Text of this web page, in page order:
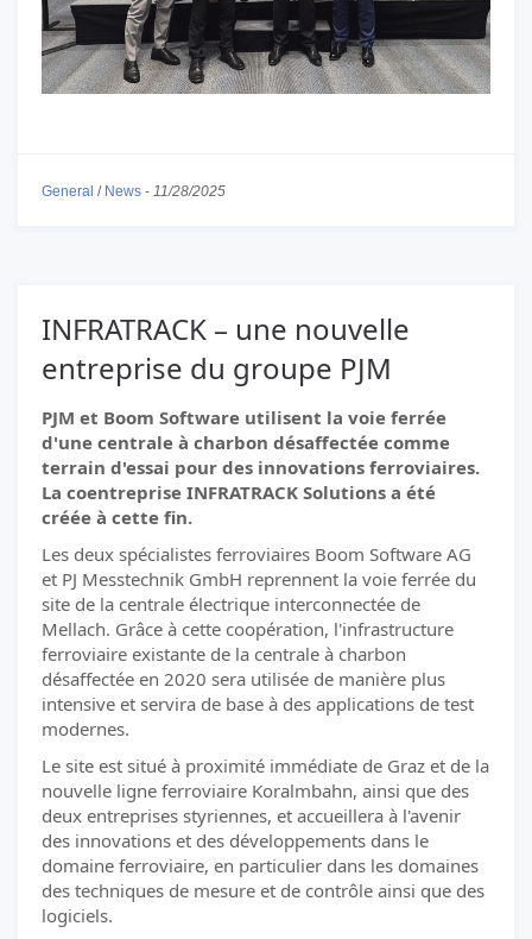
General / News - 11/28/2025
INFRATRACK – une nouvelle
entreprise du groupe PJM
PJM et Boom Software utilisent la voie ferrée
d'une centrale à charbon désaffectée comme
terrain d'essai pour des innovations ferroviaires.
La coentreprise INFRATRACK Solutions a été
créée à cette fin.
Les deux spécialistes ferroviaires Boom Software AG
et PJ Messtechnik GmbH reprennent la voie ferrée du
site de la centrale électrique interconnectée de
Mellach. Grâce à cette coopération, l'infrastructure
ferroviaire existante de la centrale à charbon
désaffectée en 2020 sera utilisée de manière plus
intensive et servira de base à des applications de test
modernes.
Le site est situé à proximité immédiate de Graz et de la
nouvelle ligne ferroviaire Koralmbahn, ainsi que des
deux entreprises styriennes, et accueillera à l'avenir
des innovations et des développements dans le
domaine ferroviaire, en particulier dans les domaines
des techniques de mesure et de contrôle ainsi que des
logiciels.